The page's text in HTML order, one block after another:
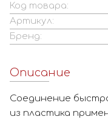
Код товара:
Артикул:
Бренд:
Описание
Соединение
из пластика